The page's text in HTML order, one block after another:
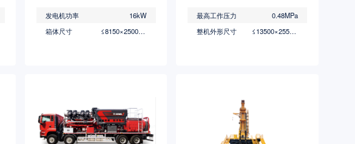
发电机功率
16kW
箱体尺寸
≤8150×2500×3215mm
最高工作压力
0.48MPa
整机外形尺寸
≤13500×2550×4000